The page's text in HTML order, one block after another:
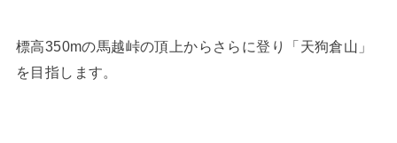
標高350mの馬越峠の頂上からさらに登り「天狗倉山」
を目指します。